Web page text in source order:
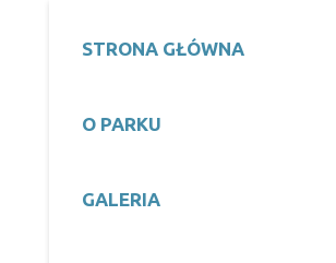
STRONA GŁÓWNA
O PARKU
GALERIA